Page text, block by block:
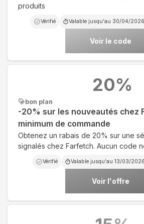
produits
Vérifié Valable jusqu'au 30/04/2026
Voir le code
bon plan
-20% sur les nouveautés chez
minimum de commande
Obtenez un rabais de 20% sur une
signalés chez Farfetch. Aucun code
Vérifié Valable jusqu'au 13/03/2026
Voir l'offre
20%